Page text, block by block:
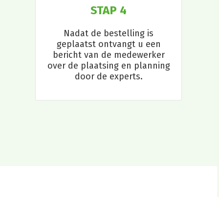
STAP 4
Nadat de bestelling is
geplaatst ontvangt u een
bericht van de medewerker
over de plaatsing en planning
door de experts.